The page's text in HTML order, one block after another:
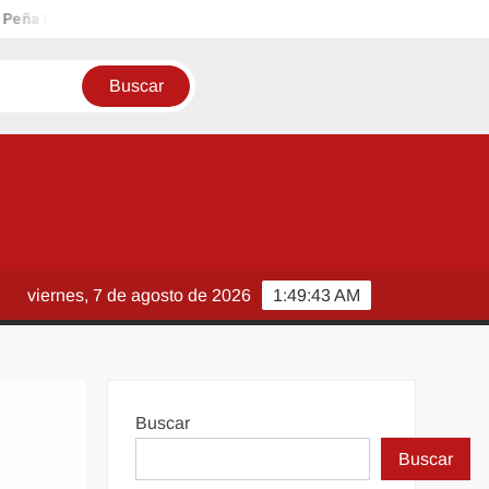
Ortiz
1:49:44 AM
viernes, 7 de agosto de 2026
Buscar
Buscar